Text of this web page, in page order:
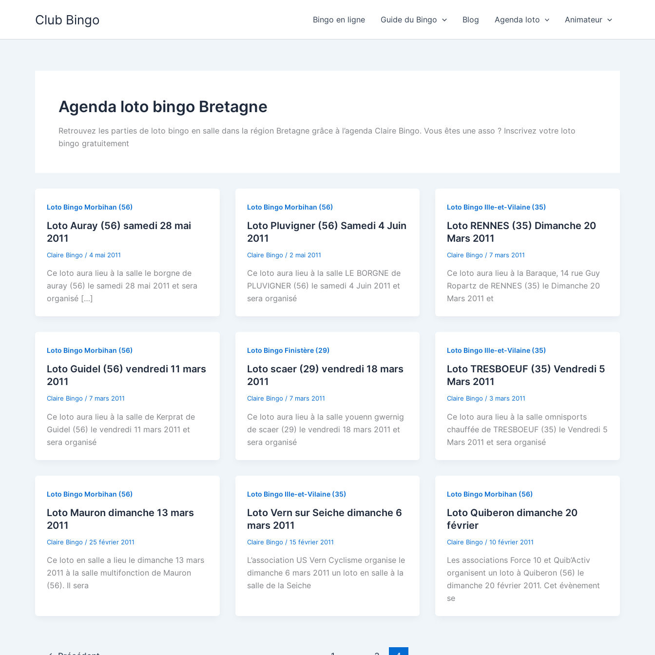
Club Bingo Bingo en ligne Guide du Bingo Blog Agenda loto Animateur
Agenda loto bingo Bretagne
Retrouvez les parties de loto bingo en salle dans la région Bretagne grâce à l’agenda Claire Bingo. Vous êtes une asso ? Inscrivez votre loto
bingo gratuitement
Loto Bingo Morbihan (56)
Loto Auray (56) samedi 28 mai
2011
Claire Bingo / 4 mai 2011
Ce loto aura lieu à la salle le borgne de
auray (56) le samedi 28 mai 2011 et sera
organisé […]
Loto Bingo Morbihan (56)
Loto Pluvigner (56) Samedi 4 Juin
2011
Claire Bingo / 2 mai 2011
Ce loto aura lieu à la salle LE BORGNE de
PLUVIGNER (56) le samedi 4 Juin 2011 et
sera organisé
Loto Bingo Ille-et-Vilaine (35)
Loto RENNES (35) Dimanche 20
Mars 2011
Claire Bingo /7 mars 2011
Ce loto aura lieu à la Baraque, 14 rue Guy
Ropartz de RENNES (35) le Dimanche 20
Mars 2011 et
Loto Bingo Morbihan (56)
Loto Guidel (56) vendredi 11 mars
2011
Claire Bingo / 7 mars 2011
Ce loto aura lieu à la salle de Kerprat de
Guidel (56) le vendredi 11 mars 2011 et
sera organisé
Loto Bingo Finistère (29)
Loto scaer (29) vendredi 18 mars
2011
Claire Bingo / 7 mars 2011
Ce loto aura lieu à la salle youenn gwernig
de scaer (29) le vendredi 18 mars 2011 et
sera organisé
Loto Bingo Ille-et-Vilaine (35)
Loto TRESBOEUF (35) Vendredi 5
Mars 2011
Claire Bingo / 3 mars 2011
Ce loto aura lieu à la salle omnisports
chauffée de TRESBOEUF (35) le Vendredi 5
Mars 2011 et sera organisé
Loto Bingo Morbihan (56)
Loto Mauron dimanche 13 mars
2011
Claire Bingo / 25 février 2011
Ce loto en salle a lieu le dimanche 13 mars
2011 à la salle multifonction de Mauron
(56). Il sera
Loto Bingo Ille-et-Vilaine (35)
Loto Vern sur Seiche dimanche 6
mars 2011
Claire Bingo / 15 février 2011
L’association US Vern Cyclisme organise le
dimanche 6 mars 2011 un loto en salle à la
salle de la Seiche
Loto Bingo Morbihan (56)
Loto Quiberon dimanche 20
février
Claire Bingo /10 février 2011
Les associations Force 10 et Quib’Activ
organisent un loto à Quiberon (56) le
dimanche 20 février 2011. Cet évènement
se